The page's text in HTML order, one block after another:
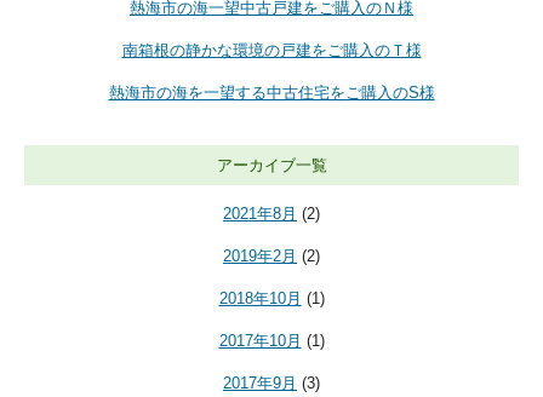
熱海市の海一望中古戸建をご購入のＮ様
南箱根の静かな環境の戸建をご購入のＴ様
熱海市の海を一望する中古住宅をご購入のS様
アーカイブ一覧
2021年8月 (2)
2019年2月 (2)
2018年10月 (1)
2017年10月 (1)
2017年9月 (3)